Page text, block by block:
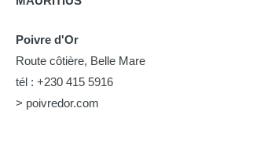
Poivre d'Or
Route côtière, Belle Mare
tél : +230 415 5916
> poivredor.com